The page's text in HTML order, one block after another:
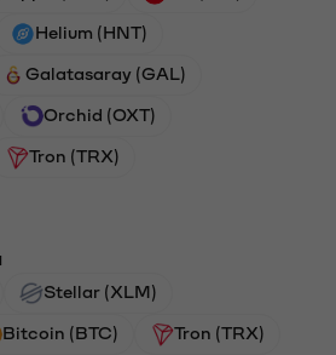
Helium (HNT)
Galatasaray (GAL)
Orchid (OXT)
Tron (TRX)
Stellar (XLM)
Bitcoin (BTC) Tron (TRX)